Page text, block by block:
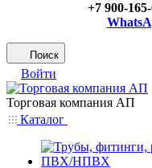
+7 900-
Поиск
Войти
Торговая компания АП
Каталог